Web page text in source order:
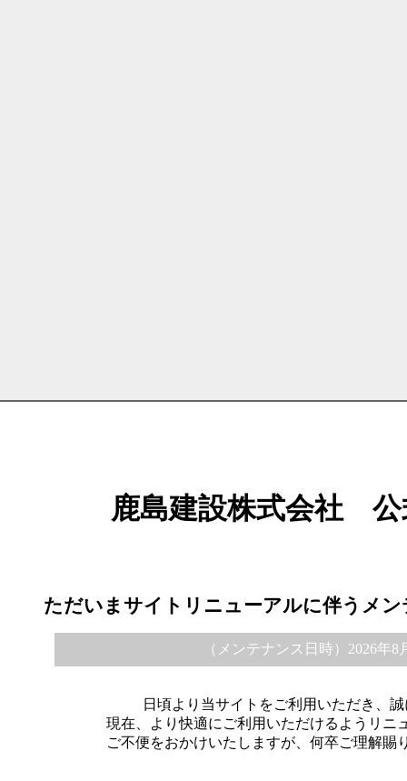
鹿島建設株式会社
ただいまサイトリニューアルに伴うメ
（メンテナンス日時）2026年8
日頃より当サイトをご利用いただき、
現在、より快適にご利用いただけるようリニ
ご不便をおかけいたしますが、何卒ご理解賜